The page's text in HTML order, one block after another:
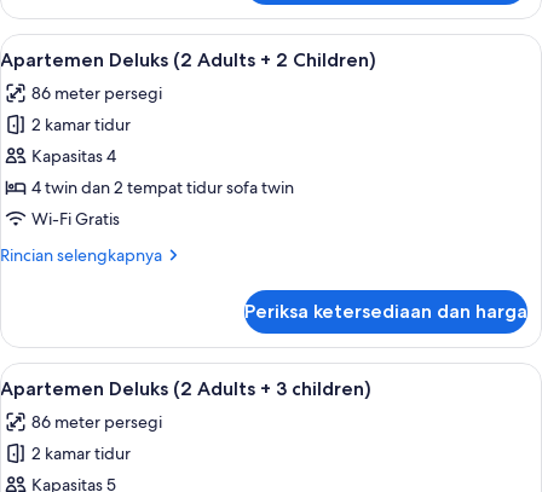
Apartemen
Deluks
(2
Adults
+
Child)
Lihat
semua
foto
untuk
Apartemen
Deluks
(2
+
9
Apartemen Deluks (2 Adults + 2 Children)
86 meter persegi
2 kamar tidur
Kapasitas 4
4 twin dan 2 tempat tidur sofa twin
Wi-Fi Gratis
Rincian selengkapnya
Rincian
Apartemen
Deluks
(2
Adults
+
2
Children)
Periksa ketersediaan dan harga
Lihat
semua
foto
untuk
9
Apartemen Deluks (2 Adults + 3 children)
86 meter persegi
2 kamar tidur
Kapasitas 5